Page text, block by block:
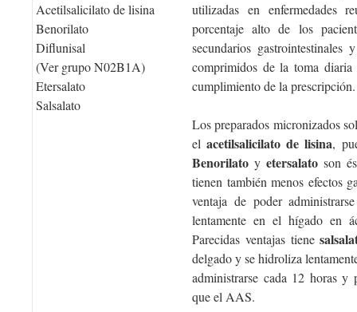
Acetilsalicilato de lisina
Benorilato
Diflunisal
(Ver grupo N02B1A)
Etersalato
Salsalato
utilizadas en enfermedades
porcentaje alto de los
secundarios
comprimidos de la toma
cumplimiento de la prescripción.
Los preparados micronizados
elacetilsalicilato de lisina,
Benorilato y etersalato son
tienen también menos efectos
ventaja de poder
lentamente en el hígado en
Parecidas ventajas tiene
delgado y se hidroliza
administrarse cada 12 horas
que el AAS.